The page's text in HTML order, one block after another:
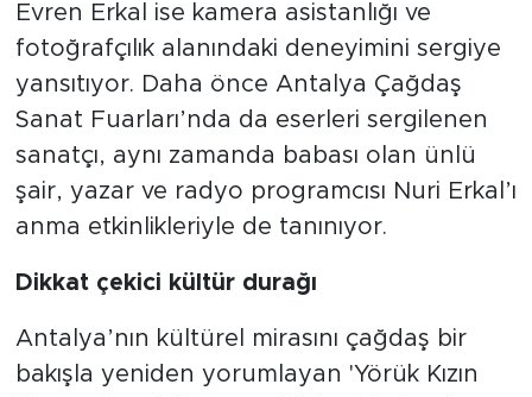
Evren Erkal ise kamera asistanlığı ve
fotoğrafçılık alanındaki deneyimini sergiye
yansıtıyor. Daha önce Antalya Çağdaş
Sanat Fuarları’nda da eserleri sergilenen
sanatçı, aynı zamanda babası olan ünlü
şair, yazar ve radyo programcısı Nuri Erkal’ı
anma etkinlikleriyle de tanınıyor.
Dikkat çekici kültür durağı
Antalya’nın kültürel mirasını çağdaş bir
bakışla yeniden yorumlayan 'Yörük Kızın